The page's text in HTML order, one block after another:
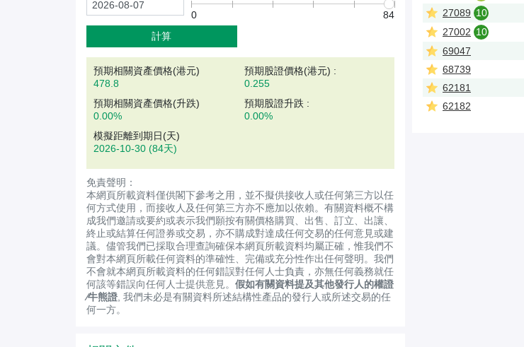
0
84
計算
預期相關資產價格(港元)
478.8
預期股證價格(港元) :
0.255
預期相關資產價格(升跌)
0.00%
預期股證升跌 :
0.00%
模擬距離到期日(天)
2026-10-30 (84天)
免責聲明：
本網頁所載資料僅供閣下參考之用，並不擬供接收人或任何第三方以任
何方式使用，而接收人及任何第三方亦不應加以依賴。有關資料概不構
成我們邀請或要約或表示我們願按有關價格購買、出售、訂立、出讓、
終止或結算任何證券或交易，亦不購成對達成任何交易的任何意見或建
議。儘管我們已採取合理查詢確保本網頁所載資料均屬正確，惟我們不
會對本網頁所載任何資料的準確性、完備或充分性作出任何聲明。我們
不會就本網頁所載資料的任何錯誤對任何人士負責，亦無任何義務就任
何該等錯誤向任何人士提供意見。 假如有關資料提及其他發行人的權證
∕牛熊證 , 我們未必是有關資料所述結構性產品的發行人或所述交易的任
何一方。
27089 10
27002 10
69047
68739
62181
62182